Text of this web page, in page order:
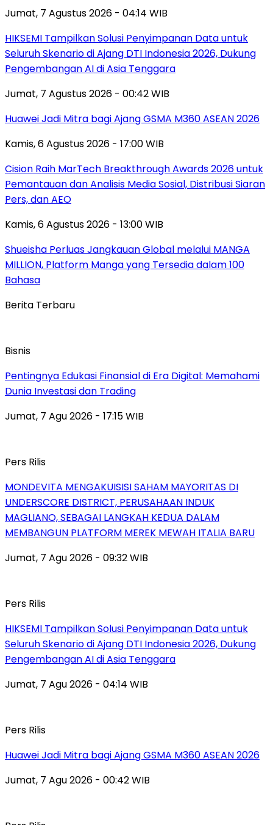
Jumat, 7 Agustus 2026 - 04:14 WIB
HIKSEMI Tampilkan Solusi Penyimpanan Data untuk
Seluruh Skenario di Ajang DTI Indonesia 2026, Dukung
Pengembangan AI di Asia Tenggara
Jumat, 7 Agustus 2026 - 00:42 WIB
Huawei Jadi Mitra bagi Ajang GSMA M360 ASEAN 2026
Kamis, 6 Agustus 2026 - 17:00 WIB
Cision Raih MarTech Breakthrough Awards 2026 untuk
Pemantauan dan Analisis Media Sosial, Distribusi Siaran
Pers, dan AEO
Kamis, 6 Agustus 2026 - 13:00 WIB
Shueisha Perluas Jangkauan Global melalui MANGA
MILLION, Platform Manga yang Tersedia dalam 100
Bahasa
Berita Terbaru
Bisnis
Pentingnya Edukasi Finansial di Era Digital: Memahami
Dunia Investasi dan Trading
Jumat, 7 Agu 2026 - 17:15 WIB
Pers Rilis
MONDEVITA MENGAKUISISI SAHAM MAYORITAS DI
UNDERSCORE DISTRICT, PERUSAHAAN INDUK
MAGLIANO, SEBAGAI LANGKAH KEDUA DALAM
MEMBANGUN PLATFORM MEREK MEWAH ITALIA BARU
Jumat, 7 Agu 2026 - 09:32 WIB
Pers Rilis
HIKSEMI Tampilkan Solusi Penyimpanan Data untuk
Seluruh Skenario di Ajang DTI Indonesia 2026, Dukung
Pengembangan AI di Asia Tenggara
Jumat, 7 Agu 2026 - 04:14 WIB
Pers Rilis
Huawei Jadi Mitra bagi Ajang GSMA M360 ASEAN 2026
Jumat, 7 Agu 2026 - 00:42 WIB